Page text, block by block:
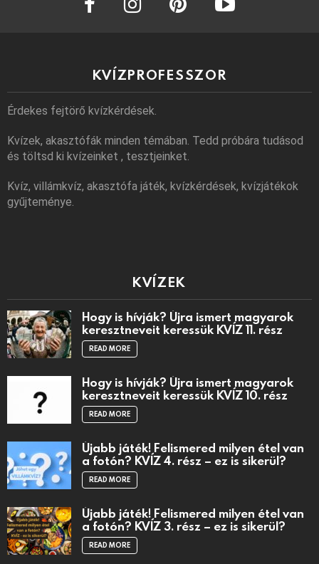
KVÍZPROFESSZOR
Érdekes fejtörő kvízkérdések.
Kvízek, akasztófák minden témában. Tedd próbára tudásod
és töltsd ki kvízeinket , tesztjeinket.
Kvíz, villámkvíz, akasztófa játék, kvízkérdések, kvízjátékok
gyűjteménye.
KVÍZEK
Hogy is hívják? Újra ismert magyarok
keresztneveit keressük KVÍZ 11. rész
READ MORE
Hogy is hívják? Újra ismert magyarok
keresztneveit keressük KVÍZ 10. rész
READ MORE
Újabb játék! Felismered milyen étel van
a fotón? KVÍZ 4. rész – ez is sikerül?
READ MORE
Újabb játék! Felismered milyen étel van
a fotón? KVÍZ 3. rész – ez is sikerül?
READ MORE